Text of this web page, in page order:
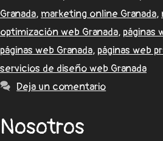
Granada, marketing online Granada,
optimización web Granada, páginas
páginas web Granada, páginas web
servicios de diseño web Granada
Deja un comentario
Nosotros